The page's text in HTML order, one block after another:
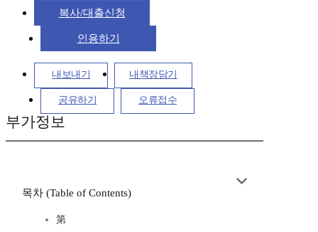
복사/대출신청
인용하기
내보내기 내책장담기
공유하기 오류접수
부가정보
목차 (Table of Contents)
第